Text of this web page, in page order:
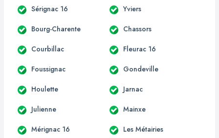
Sérignac 16 Yviers
Bourg-Charente Chassors
Courbillac Fleurac 16
Foussignac Gondeville
Houlette Jarnac
Julienne Mainxe
Mérignac 16 Les Métairies